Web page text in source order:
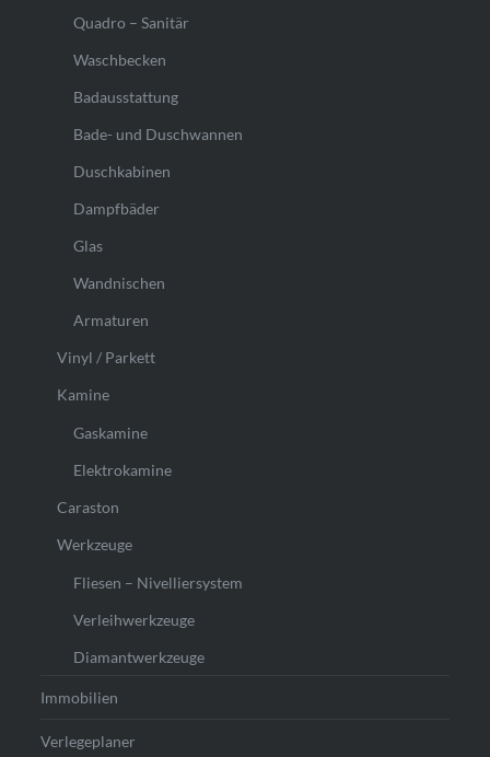
Quadro – Sanitär
Waschbecken
Badausstattung
Bade- und Duschwannen
Duschkabinen
Dampfbäder
Glas
Wandnischen
Armaturen
Vinyl / Parkett
Kamine
Gaskamine
Elektrokamine
Caraston
Werkzeuge
Fliesen – Nivelliersystem
Verleihwerkzeuge
Diamantwerkzeuge
Immobilien
Verlegeplaner